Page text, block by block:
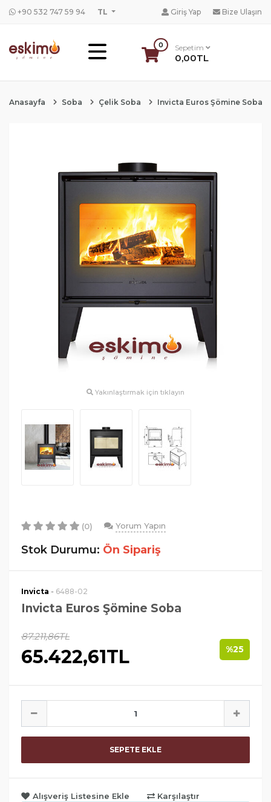
+90 532 747 59 94 TL Giriş Yap Bize Ulaşın
0 Sepetim
0,00TL
Anasayfa Soba Çelik Soba Invicta Euros Şömine Soba
Yakınlaştırmak için tıklayın
(0) Yorum Yapın
Stok Durumu: Ön Sipariş
Invicta - 6488-02
Invicta Euros Şömine Soba
87.211,86TL
65.422,61TL %25
SEPETE EKLE
Alışveriş Listesine Ekle Karşılaştır